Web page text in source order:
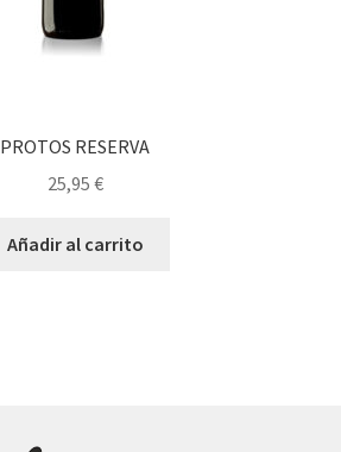
PROTOS RESERVA
25,95 €
Añadir al carrito